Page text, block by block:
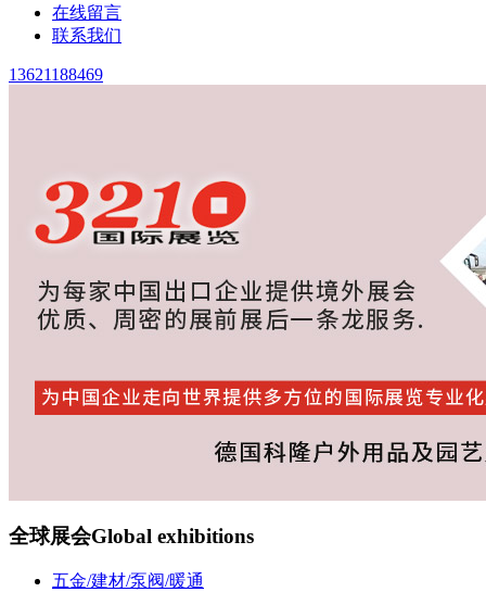
在线留言
联系我们
13621188469
全球展会Global exhibitions
五金/建材/泵阀/暖通